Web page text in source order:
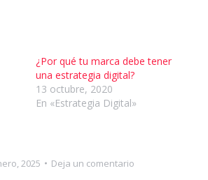
¿Por qué tu marca debe tener
una estrategia digital?
13 octubre, 2020
En «Estrategia Digital»
2025
Deja un comentario